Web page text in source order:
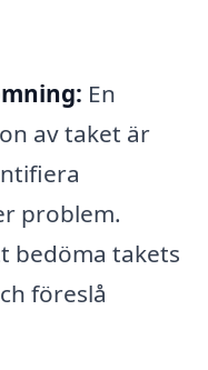
En
av taket är
problem.
bedöma takets
föreslå